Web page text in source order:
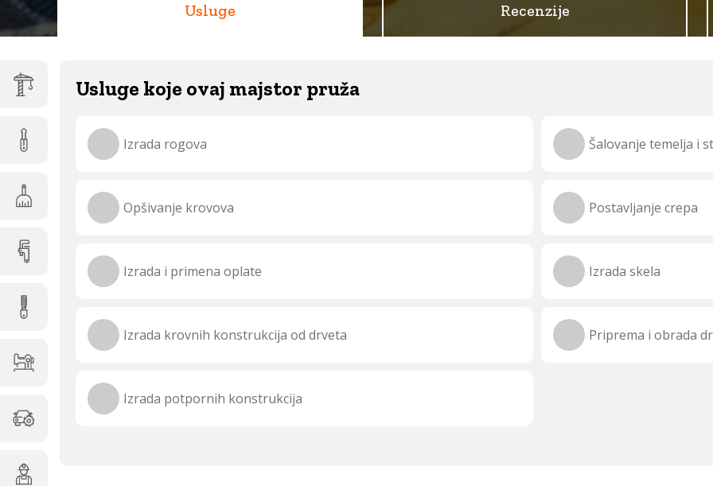
Usluge Recenzije
Usluge koje ovaj majstor pruža
Izrada rogova Šalovanje temelja i
Opšivanje krovova Postavljanje crepa
Izrada i primena oplate Izrada skela
Izrada krovnih konstrukcija od drveta Priprema i obrada
Izrada potpornih konstrukcija